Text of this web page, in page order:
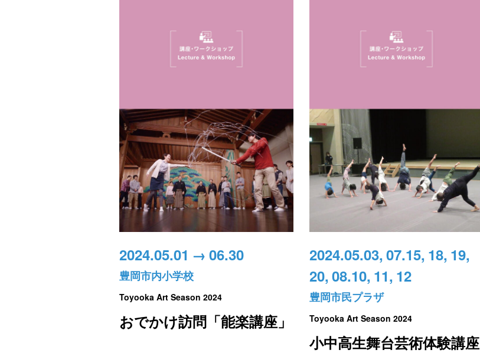
2024.05.01 → 06.30
豊岡市内小学校
Toyooka Art Season 2024
おでかけ訪問「能楽講座」
2024.05.03,07.15, 18, 19,
20,08.10, 11, 12
豊岡市民プラザ
Toyooka Art Season 2024
小中高生舞台芸術体験講座